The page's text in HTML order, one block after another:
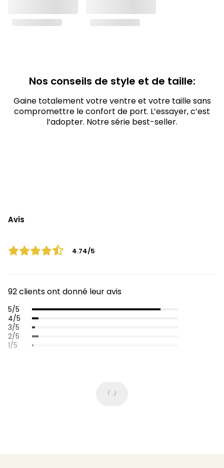
Nos conseils de style et de taille:
Gaine totalement votre ventre et votre taille sans
compromettre le confort de port. L’essayer, c’est
l’adopter. Notre série best-seller.
Avis
4.74/5
92 clients ont donné leur avis
5/5
4/5
3/5
2/5
1/5